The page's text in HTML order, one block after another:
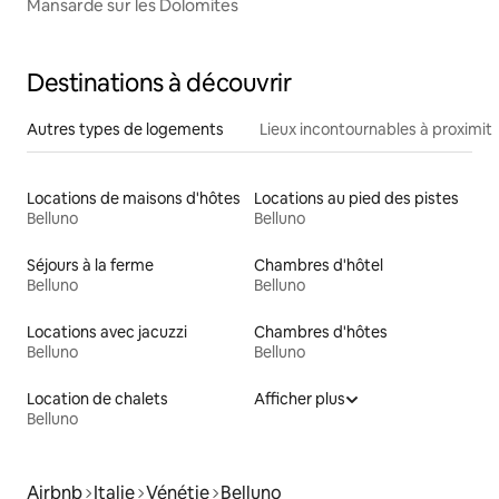
Mansarde sur les Dolomites
Destinations à découvrir
Autres types de logements Lieux incontournables à
Locations de maisons d'hôtes
Belluno
Locations au pied des pistes
Belluno
Séjours à la ferme
Belluno
Chambres d'hôtel
Belluno
Locations avec jacuzzi
Belluno
Chambres d'hôtes
Belluno
Location de chalets
Belluno
Afficher plus
Airbnb Italie Vénétie Belluno